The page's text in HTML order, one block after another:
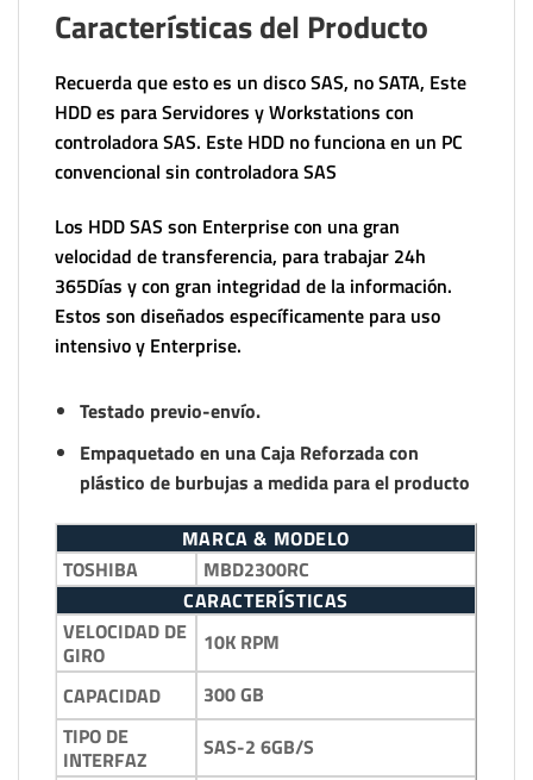
Características del Producto
Recuerda que esto es un disco SAS, no SATA, Este
HDD es para Servidores y Workstations con
controladora SAS. Este HDD no funciona en un PC
convencional sin controladora SAS
Los HDD SAS son Enterprise con una gran
velocidad de transferencia, para trabajar 24h
365Días y con gran integridad de la información.
Estos son diseñados específicamente para uso
intensivo y Enterprise.
Testado previo-envío.
Empaquetado en una Caja Reforzada con
plástico de burbujas a medida para el producto
MARCA & MODELO
TOSHIBA
MBD2300RC
CARACTERÍSTICAS
VELOCIDAD DE
GIRO
10K RPM
CAPACIDAD
300 GB
TIPO DE
INTERFAZ
SAS-2 6GB/S